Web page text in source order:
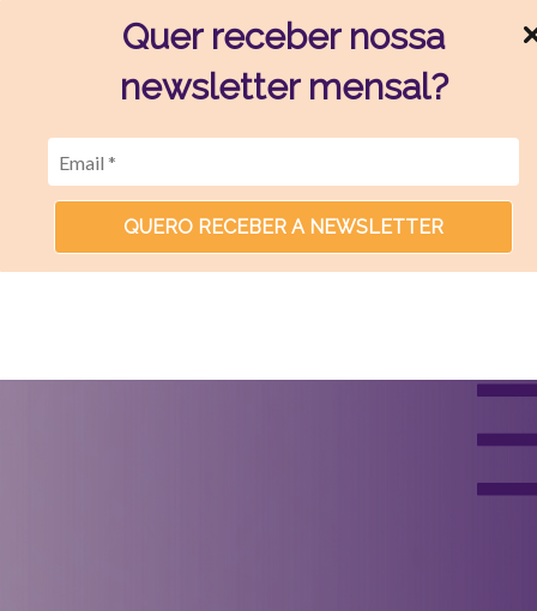
Quer receber nossa
newsletter mensal?
QUERO RECEBER A NEWSLETTER